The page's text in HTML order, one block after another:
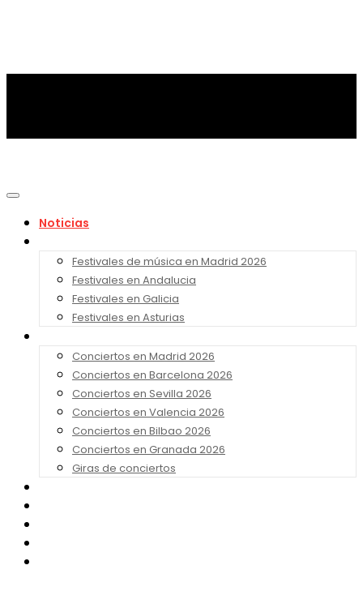
Noticias
Festivales de música en Madrid 2026
Festivales en Andalucia
Festivales en Galicia
Festivales en Asturias
Conciertos en Madrid 2026
Conciertos en Barcelona 2026
Conciertos en Sevilla 2026
Conciertos en Valencia 2026
Conciertos en Bilbao 2026
Conciertos en Granada 2026
Giras de conciertos